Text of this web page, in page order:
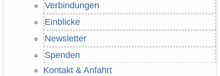
Verbindungen
Einblicke
Newsletter
Spenden
Kontakt & Anfahrt